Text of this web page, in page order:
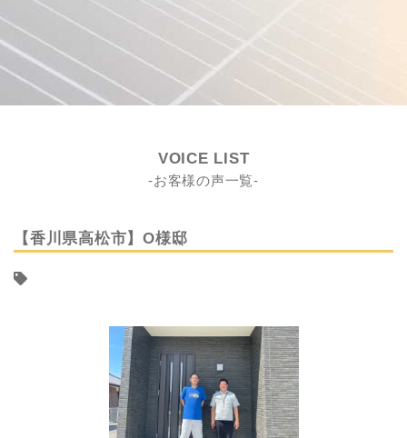
VOICE LIST
-お客様の声一覧-
【香川県高松市】O様邸